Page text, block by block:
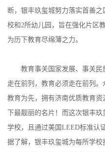
断，银丰玖玺城努力落实首善
校和2所幼儿园，旨在强化片区
为历下教育尽绵薄之力。
教育事关国家发展、事关
走在前列，教育必须走在前列。
教育为先，拥有济南优质教育
下最靓丽的名片！ 而这次银丰玖
学校，且通过美国LEED标准认
据了解，银丰玖玺城为每所学校